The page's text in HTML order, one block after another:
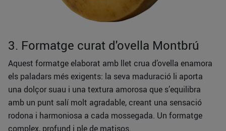
3. Formatge curat d'ovella Montbrú
Aquest formatge elaborat amb llet crua d’ovella enamora
els paladars més exigents: la seva maduració li aporta
una dolçor suau i una textura amorosa que s’equilibra
amb un punt salí molt agradable, creant una sensació
rodona i harmoniosa a cada mossegada. Un formatge
complex, profund i ple de matisos.